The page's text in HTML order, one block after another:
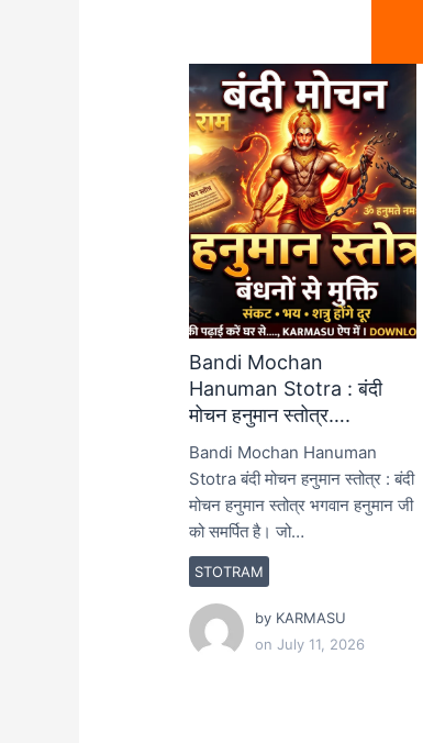
Bandi Mochan
Hanuman Stotra : बंदी
मोचन हनुमान स्तोत्र….
STOTRAM
Bandi Mochan Hanuman
Stotra बंदी मोचन हनुमान स्तोत्र : बंदी
मोचन हनुमान स्तोत्र भगवान हनुमान जी
को समर्पित है। जो…
by KARMASU
onJuly 11, 2026